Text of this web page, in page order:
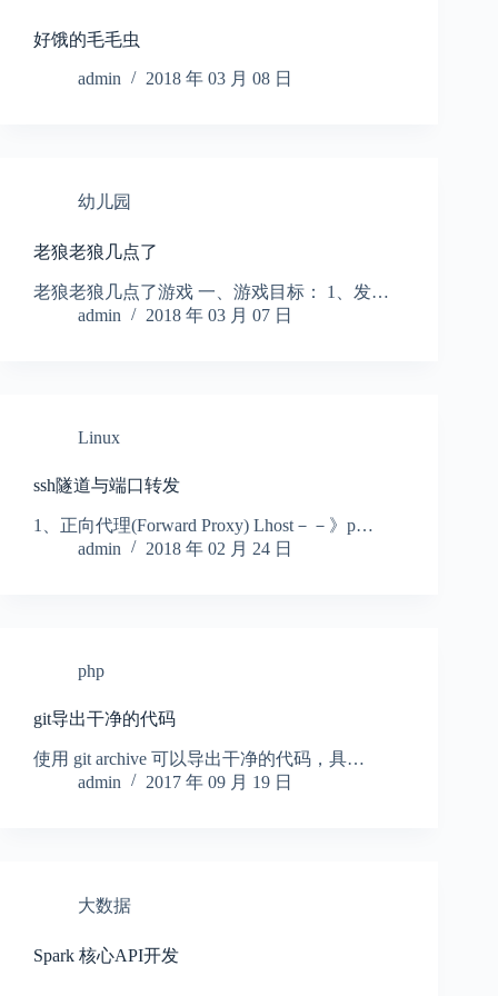
好饿的毛毛虫
admin 2018 年 03 月 08 日
幼儿园
老狼老狼几点了
老狼老狼几点了游戏 一、游戏目标： 1、发…
admin
2018 年 03 月 07 日
Linux
ssh隧道与端口转发
1、正向代理(Forward Proxy) Lhost－－》p…
admin
2018 年 02 月 24 日
php
git导出干净的代码
使用 git archive 可以导出干净的代码，具…
admin
2017 年 09 月 19 日
大数据
Spark 核心API开发